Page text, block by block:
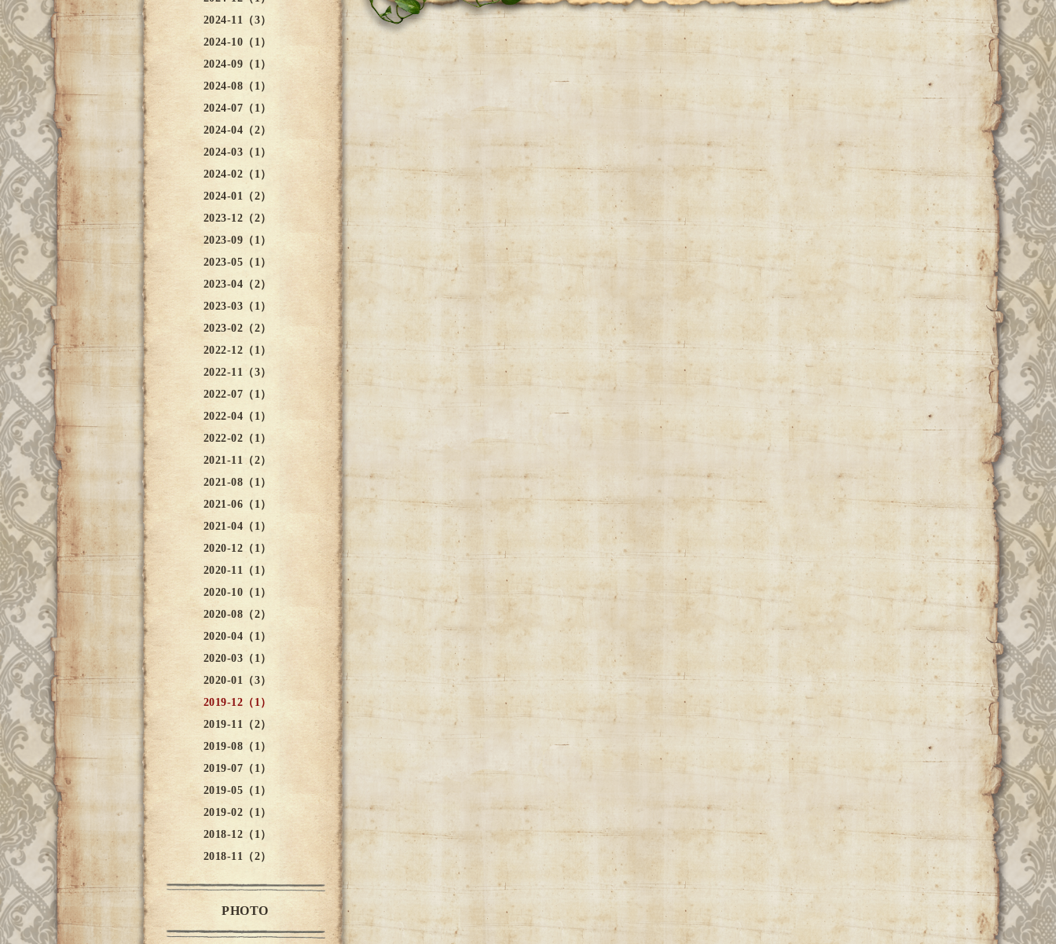
2024-11（3）
2024-10（1）
2024-09（1）
2024-08（1）
2024-07（1）
2024-04（2）
2024-03（1）
2024-02（1）
2024-01（2）
2023-12（2）
2023-09（1）
2023-05（1）
2023-04（2）
2023-03（1）
2023-02（2）
2022-12（1）
2022-11（3）
2022-07（1）
2022-04（1）
2022-02（1）
2021-11（2）
2021-08（1）
2021-06（1）
2021-04（1）
2020-12（1）
2020-11（1）
2020-10（1）
2020-08（2）
2020-04（1）
2020-03（1）
2020-01（3）
2019-12（1）
2019-11（2）
2019-08（1）
2019-07（1）
2019-05（1）
2019-02（1）
2018-12（1）
2018-11（2）
PHOTO